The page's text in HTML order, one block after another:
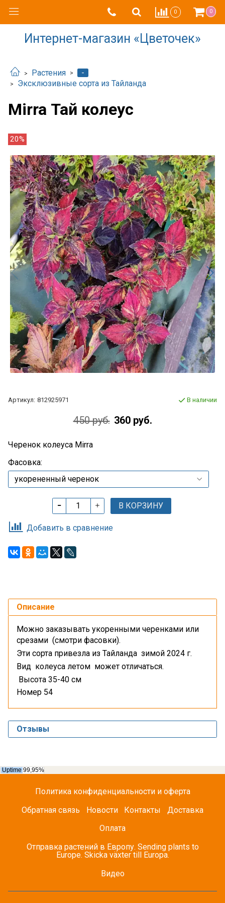
0 0
Интернет-магазин «Цветочек»
Растения
-
Эксклюзивные сорта из Тайланда
Mirra Тай колеус
20%
Артикул: 812925971 В наличии
450 руб. 360 руб.
Черенок колеуса Mirra
Фасовка:
В КОРЗИНУ
Добавить в сравнение
Описание
Можно заказывать укоренными черенками или
срезами (смотри фасовки).
Эти сорта привезла из Тайланда зимой 2024 г.
Вид колеуса летом может отличаться.
Высота 35-40 см
Номер 54
Отзывы
Политика конфиденциальности и оферта
Обратная связь
Новости Контакты
Доставка
Оплата
Отправка растений в Европу. Sending plants to
Europe. Skicka växter till Europa.
Видео